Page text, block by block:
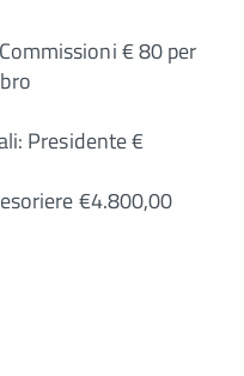
€ 80 per
Presidente €
€4.800,00